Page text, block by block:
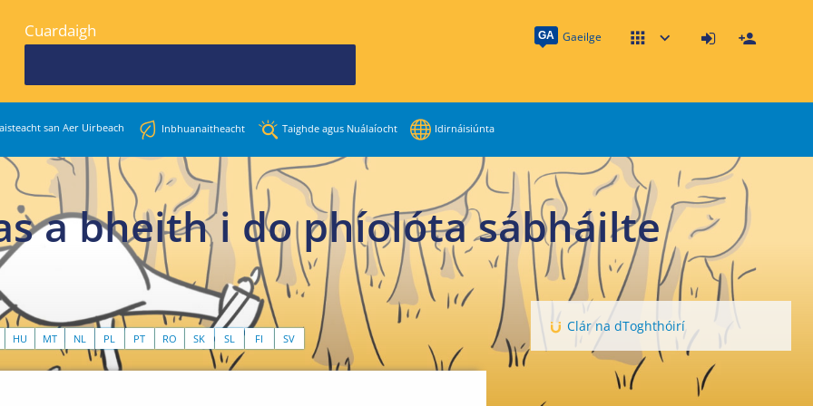
Cuardaigh GA Gaeilge
san Aer Uirbeach Inbhuanaitheacht Taighde agus Nuálaíocht Idirnáisiúnta
a bheith i do phíolóta sábháilte
Clár na dToghthóirí
HU MT NL PL PT RO SK SL FI SV